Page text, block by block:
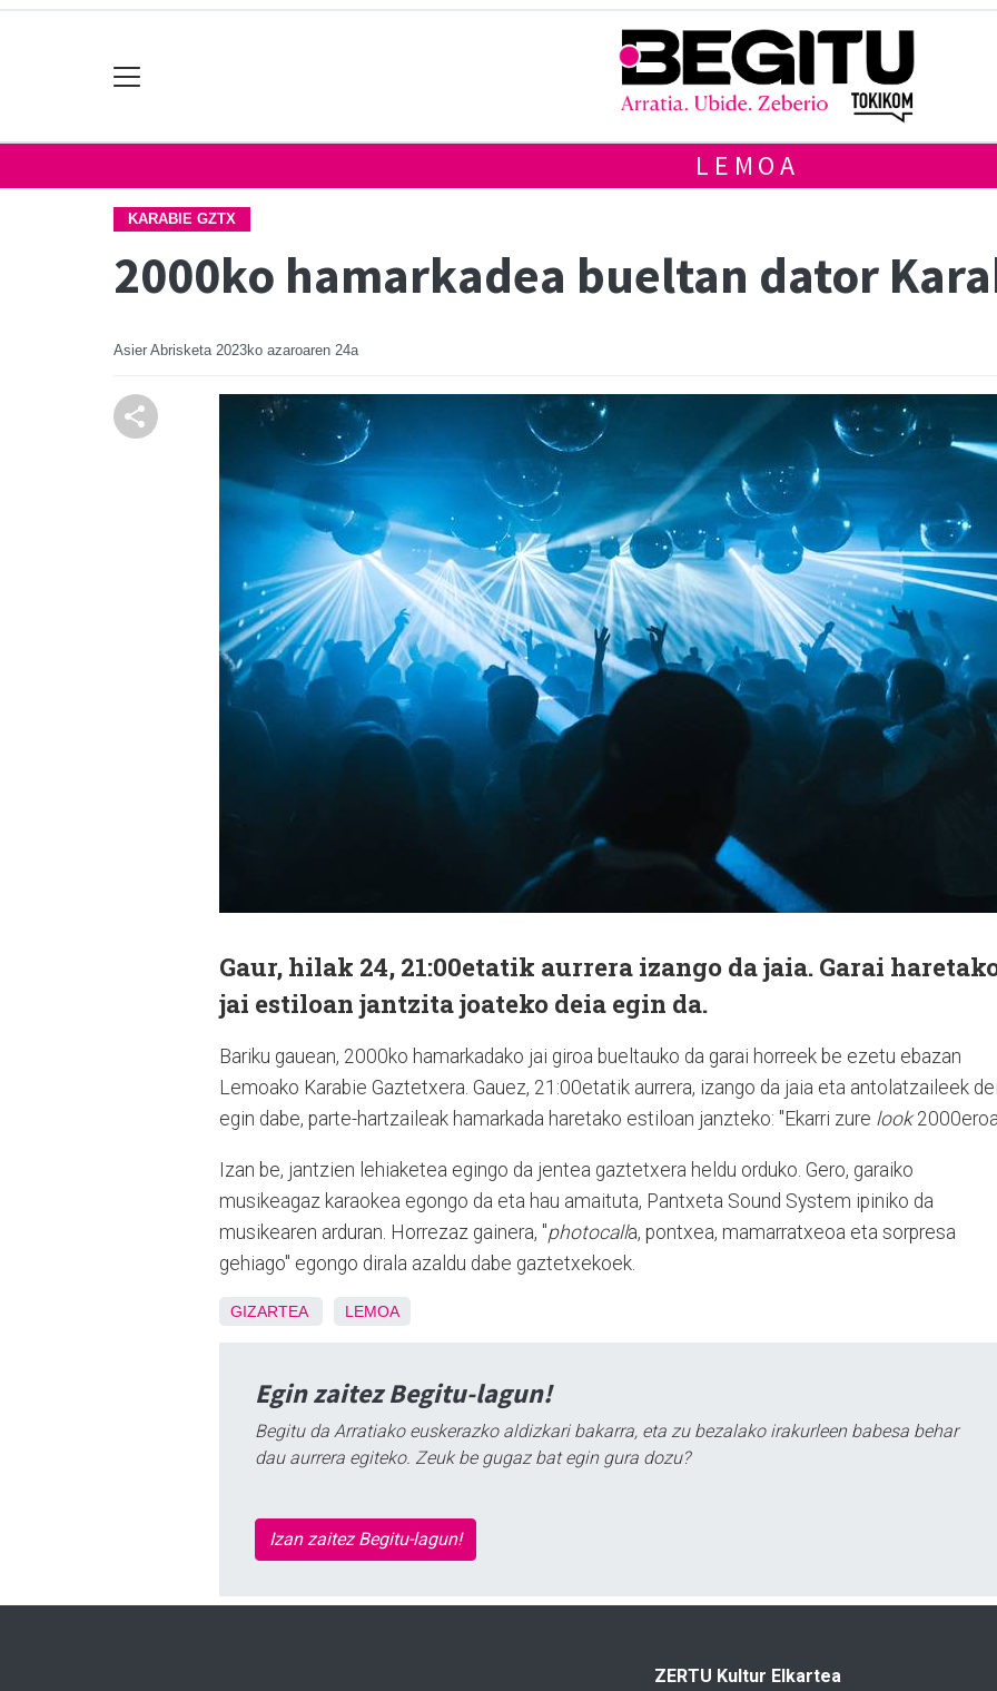
LEMOA
KARABIE GZTX
2000ko hamarkadea bueltan dator
Asier Abrisketa 2023ko azaroaren 24a
Gaur, hilak 24, 21:00etatik aurrera izango da jaia. Garai
jai estiloan jantzita joateko deia egin da.
Bariku gauean, 2000ko hamarkadako jai giroa bueltauko da garai horreek be ezetu ebazan
Lemoako Karabie Gaztetxera. Gauez, 21:00etatik aurrera, izango da jaia eta antolatzaileek
egin dabe, parte-hartzaileak hamarkada haretako estiloan janzteko: "Ekarri zure look
Izan be, jantzien lehiaketea egingo da jentea gaztetxera heldu orduko. Gero, garaiko
musikeagaz karaokea egongo da eta hau amaituta, Pantxeta Sound System ipiniko da
musikearen arduran. Horrezaz gainera, "photocalla, pontxea, mamarratxeoa eta sorpresa
gehiago" egongo dirala azaldu dabe gaztetxekoek.
GIZARTEA LEMOA
Egin zaitez Begitu-lagun!
Begitu da Arratiako euskerazko aldizkari bakarra, eta zu bezalako irakurleen babesa behar
dau aurrera egiteko. Zeuk be gugaz bat egin gura dozu?
Izan zaitez Begitu-lagun!
ZERTU Kultur Elkartea